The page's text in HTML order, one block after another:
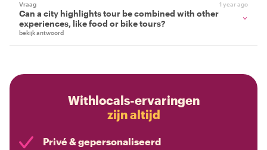
Vraag 1 year ago
Can a city highlights tour be combined with other
experiences, like food or bike tours?
bekijk antwoord
Withlocals-ervaringen
zijn altijd
Privé & gepersonaliseerd